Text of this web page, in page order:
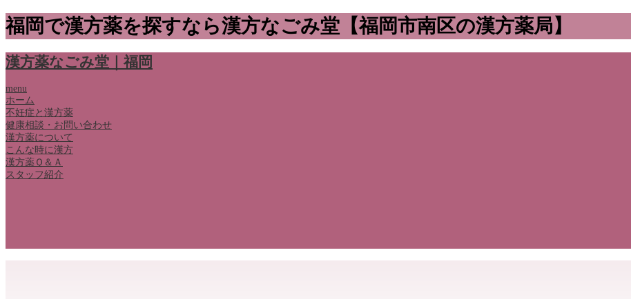
福岡で漢方薬を探すなら漢方なごみ堂【福岡市南区の漢方薬局】
漢方薬なごみ堂｜福岡
menu
ホーム
不妊症と漢方薬
健康相談・お問い合わせ
漢方薬について
こんな時に漢方
漢方薬Ｑ＆Ａ
スタッフ紹介